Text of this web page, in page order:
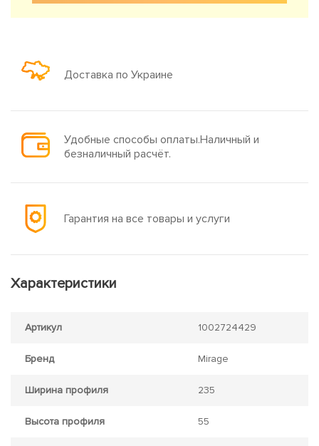
Доставка по Украине
Удобные способы оплаты.Наличный и
безналичный расчёт.
Гарантия на все товары и услуги
Характеристики
Артикул 1002724429
Бренд Mirage
Ширина профиля 235
Высота профиля 55